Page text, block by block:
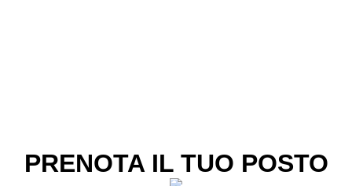
PRENOTA IL TUO POSTO